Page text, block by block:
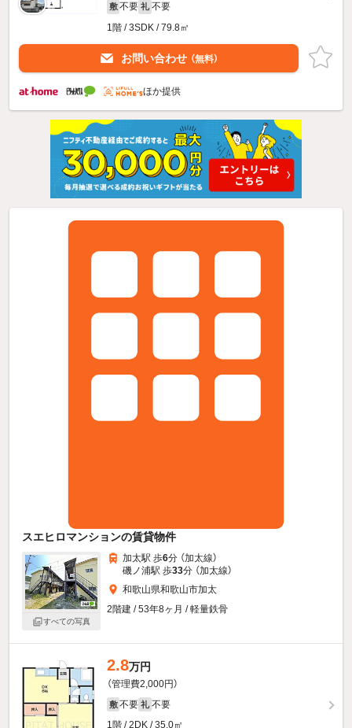
敷 不要 礼 不要
1階 / 3SDK / 79.8㎡
お問い合わせ （無料）
ほか提供
スエヒロマンションの賃貸物件
すべての写真
加太駅 歩6分 （加太線）
磯ノ浦駅 歩33分 （加太線）
和歌山県和歌山市加太
2階建 / 53年8ヶ月 / 軽量鉄骨
2.8万円
（管理費2,000円）
敷 不要 礼 不要
1階 / 2DK / 35.0㎡